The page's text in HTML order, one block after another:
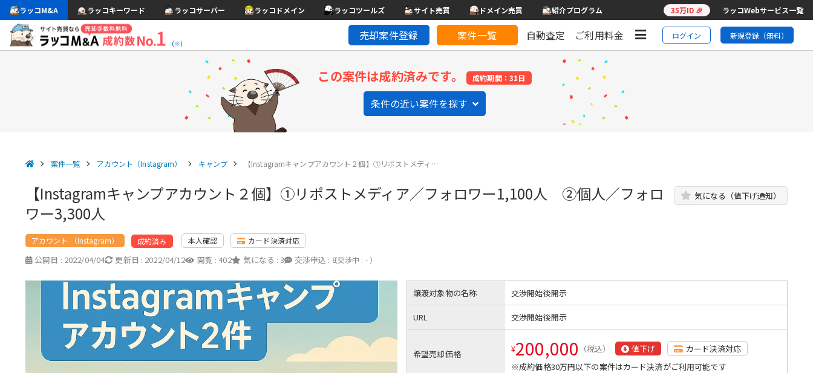
ラッコM&A ラッコキーワード ラッコサーバー ラッコドメイン ラッコツールズ サイト売買 ドメイン売買 紹介プログラム 35万ID 🎉 ラッコWebサービス一覧
(※)
売却案件登録 案件一覧 自動査定 ご利用料金 ログイン 新規登録（無料）
この案件は成約済みです。 成約期間：31日
条件の近い案件を探す
案件一覧 アカウント（Instagram） キャンプ 【Instagramキャンプアカウント２個】①リポストメディ…
【Instagramキャンプアカウント２個】①リポストメディア／フォロワー1,100人 ②個人／フォロ
ワー3,300人
気になる（値下げ通知）
アカウント （Instagram） 成約済み 本人確認 カード決済対応
公開日 : 2022/04/04 更新日 : 2022/04/12 閲覧 : 402 気になる : 3 交渉申込 : 8
（交渉中 : - ）
譲渡対象物の名称 交渉開始後開示
URL 交渉開始後開示
希望売却価格 ¥200,000 （税込） 値下げ
カード決済対応
※成約価格30万円以下の案件はカード決済がご利用可能です